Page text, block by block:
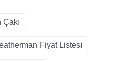
Fiyat Listesi